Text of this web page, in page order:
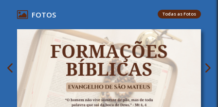
FOTOS Todas as Fotos